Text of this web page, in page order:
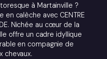
à Martainville ?
calèche avec CENTRE
Nichée au cœur de la
offre un cadre idyllique
en compagnie de
chevaux.